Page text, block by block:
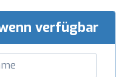
verfügbar